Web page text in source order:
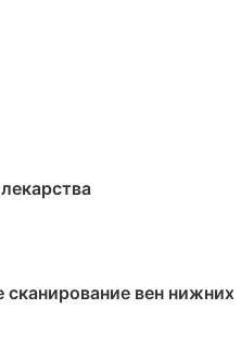
вен нижних